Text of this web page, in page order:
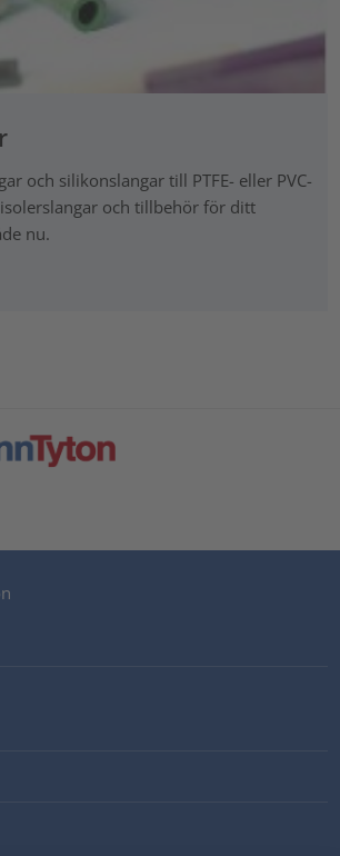
och silikonslangar till PTFE- eller PVC-
och tillbehör för ditt
nu.